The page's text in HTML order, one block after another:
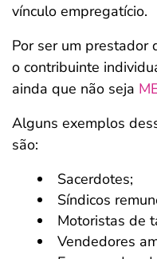
vínculo empregatício.
Por ser um prestador
o contribuinte
ainda que não seja
Alguns exemplos
são:
Sacerdotes;
Síndicos
Motoristas de
Vendedores